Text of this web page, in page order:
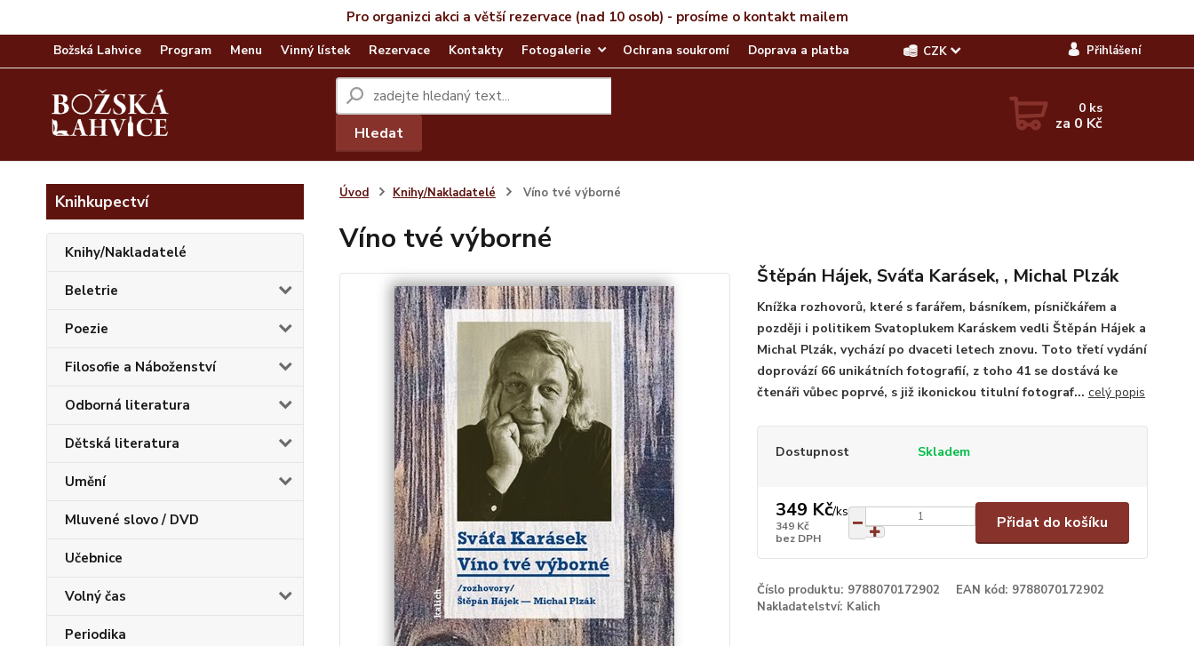
Pro organizci akci a větší rezervace (nad 10 osob) - prosíme o kontakt mailem
Božská Lahvice Program Menu Vinný lístek Rezervace Kontakty Fotogalerie Ochrana soukromí Doprava a platba CZK Přihlášení
Hledat
0 ks
za 0 Kč
Knihkupectví
Knihy/Nakladatelé
Beletrie
Poezie
Filosofie a Náboženství
Odborná literatura
Dětská literatura
Umění
Mluvené slovo / DVD
Učebnice
Volný čas
Periodika
Úvod Knihy/Nakladatelé Víno tvé výborné
Víno tvé výborné
Štěpán Hájek, Sváťa Karásek, , Michal Plzák
Knížka rozhovorů, které s farářem, básníkem, písničkářem a
později i politikem Svatoplukem Karáskem vedli Štěpán Hájek a
Michal Plzák, vychází po dvaceti letech znovu. Toto třetí vydání
doprovází 66 unikátních fotografií, z toho 41 se dostává ke
čtenáři vůbec poprvé, s již ikonickou titulní fotograf... celý popis
Dostupnost Skladem
349 Kč/ks
349 Kč
bez DPH
Přidat do košíku
Číslo produktu: 9788070172902 EAN kód: 9788070172902
Nakladatelství: Kalich